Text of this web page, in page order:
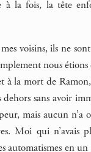
à la fois, la tête
mes voisins, ils ne
nous
à la mort de
sans avoir
mais aucun n’a
Moi qui n’avais
automatismes en